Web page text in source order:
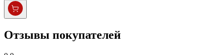
Отзывы покупателей